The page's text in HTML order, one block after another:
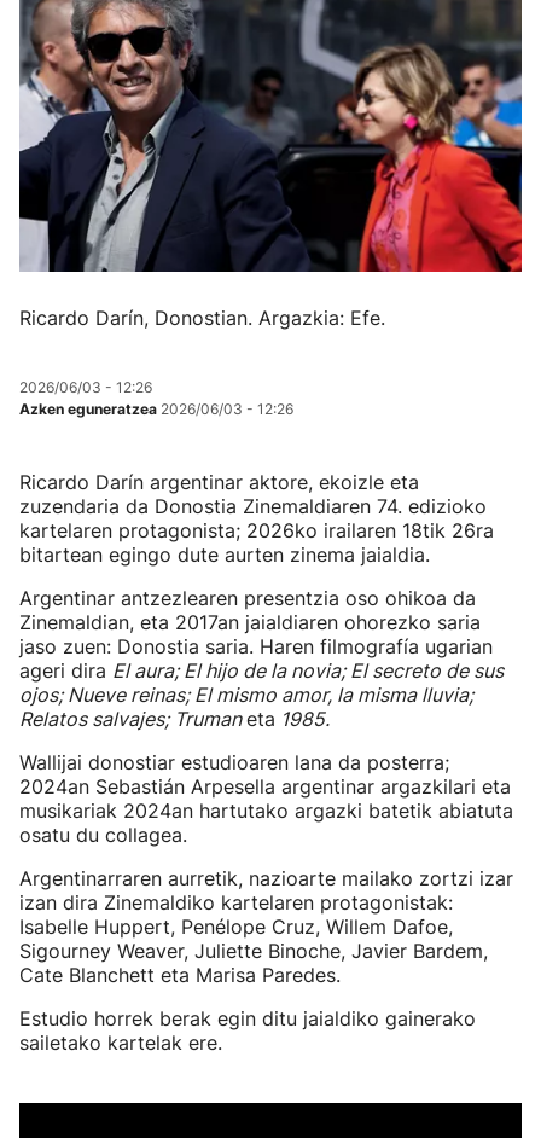
Ricardo Darín, Donostian. Argazkia: Efe.
2026/06/03 - 12:26
Azken eguneratzea 2026/06/03 - 12:26
Ricardo Darín argentinar aktore, ekoizle eta
zuzendaria da Donostia Zinemaldiaren 74. edizioko
kartelaren protagonista; 2026ko irailaren 18tik 26ra
bitartean egingo dute aurten zinema jaialdia.
Argentinar antzezlearen presentzia oso ohikoa da
Zinemaldian, eta 2017an jaialdiaren ohorezko saria
jaso zuen: Donostia saria. Haren filmografía ugarian
ageri dira El aura; El hijo de la novia; El secreto de sus
ojos; Nueve reinas; El mismo amor, la misma lluvia;
Relatos salvajes; Trumaneta 1985.
Wallijai donostiar estudioaren lana da posterra;
2024an Sebastián Arpesella argentinar argazkilari eta
musikariak 2024an hartutako argazki batetik abiatuta
osatu du collagea.
Argentinarraren aurretik, nazioarte mailako zortzi izar
izan dira Zinemaldiko kartelaren protagonistak:
Isabelle Huppert, Penélope Cruz, Willem Dafoe,
Sigourney Weaver, Juliette Binoche, Javier Bardem,
Cate Blanchett eta Marisa Paredes.
Estudio horrek berak egin ditu jaialdiko gainerako
sailetako kartelak ere.